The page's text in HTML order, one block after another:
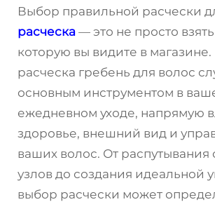
Выбор правильной расчески
расческа — это не просто
которую вы видите в
расческа гребень для волос
основным инструментом в
ежедневном уходе, напрямую
здоровье, внешний вид и
ваших волос. От распутывания
узлов до создания идеальной
выбор расчески может